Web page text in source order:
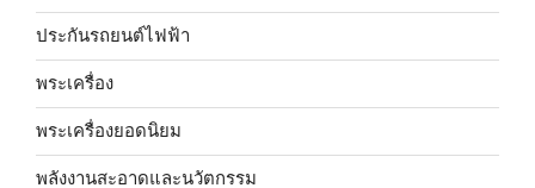
ประกันรถยนต์ไฟฟ้า
พระเครื่อง
พระเครื่องยอดนิยม
พลังงานสะอาดและนวัตกรรม